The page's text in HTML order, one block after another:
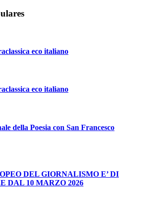
eco italiano
eco italiano
della Poesia con San Francesco
DEL GIORNALISMO E’ DI
DAL 10 MARZO 2026